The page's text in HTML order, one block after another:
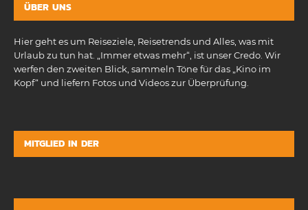
ÜBER UNS
Hier geht es um Reiseziele, Reisetrends und Alles, was mit
Urlaub zu tun hat. „Immer etwas mehr“, ist unser Credo. Wir
werfen den zweiten Blick, sammeln Töne für das „Kino im
Kopf“ und liefern Fotos und Videos zur Überprüfung.
MITGLIED IN DER